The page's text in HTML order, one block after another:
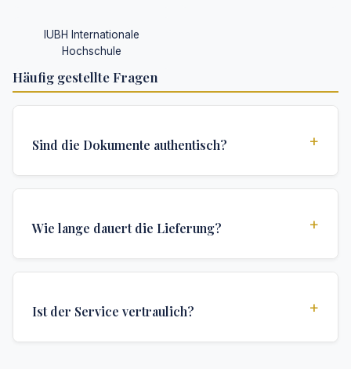
IUBH Internationale
Hochschule
Häufig gestellte Fragen
Sind die Dokumente authentisch? +
Sicherheitsmerkmale und Authentifizierungen, die für
Wie lange dauert die Lieferung? +
Die genaue Lieferzeit hängt von Ihrem Standort und
Ist der Service vertraulich? +